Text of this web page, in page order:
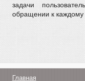
задачи
обращении к каждому
Главная